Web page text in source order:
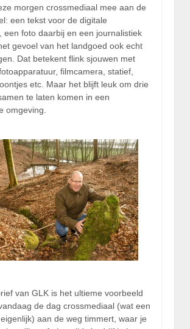
morgen crossmediaal mee aan de
een tekst voor de digitale
een foto daarbij en een journalistiek
gevoel van het landgoed ook echt
Dat betekent flink sjouwen met
filmcamera, statief,
etc. Maar het blijft leuk om drie
te laten komen in een
omgeving.
van GLK is het ultieme voorbeeld
de dag crossmediaal (wat een
aan de weg timmert, waar je